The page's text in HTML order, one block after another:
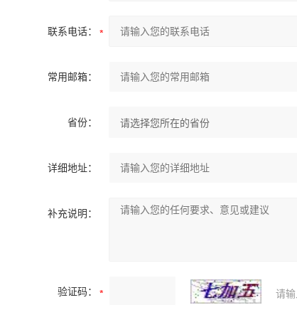
联系电话：
常用邮箱：
省份：
详细地址：
补充说明：
验证码： 请